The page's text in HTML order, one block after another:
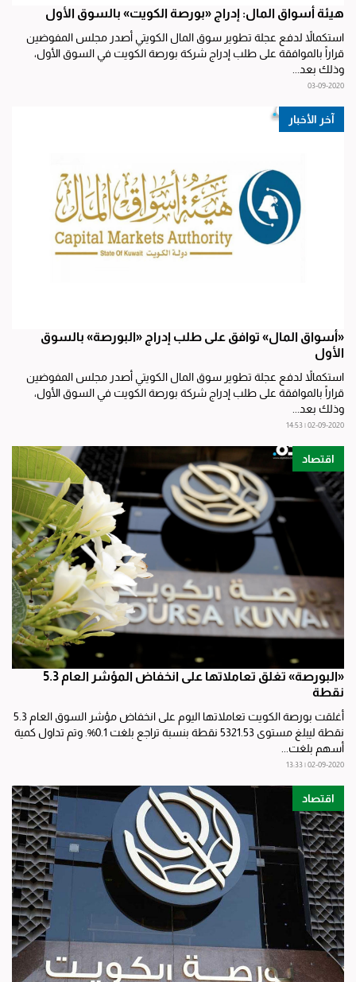
هيئة أسواق المال: إدراج «بورصة الكويت» بالسوق الأول
استكمالاً لدفع عجلة تطوير سوق المال الكويتي أصدر مجلس المفوضين
قراراً بالموافقة على طلب إدراج شركة بورصة الكويت في السوق الأول،
وذلك بعد...
03-09-2020
آخر الأخبار
«أسواق المال» توافق على طلب إدراج «البورصة» بالسوق
الأول
استكمالاً لدفع عجلة تطوير سوق المال الكويتي أصدر مجلس المفوضين
قراراً بالموافقة على طلب إدراج شركة بورصة الكويت في السوق الأول،
وذلك بعد...
02-09-2020 | 14:53
اقتصاد
«البورصة» تغلق تعاملاتها على انخفاض المؤشر العام 5.3
نقطة
أغلقت بورصة الكويت تعاملاتها اليوم على انخفاض مؤشر السوق العام 5.3
نقطة ليبلغ مستوى 5321.53 نقطة بنسبة تراجع بلغت 0.1%. وتم تداول كمية
أسهم بلغت...
02-09-2020 | 13:33
اقتصاد